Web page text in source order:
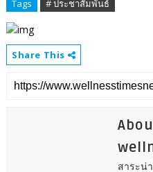
Tags # ประชาสัมพันธ์
Share This
สาระน่